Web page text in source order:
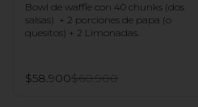
Bowl de waffle con 40 chunks (dos
salsas)  + 2 porciones de papa (o
quesitos) + 2 Limonadas.
$58.900$60.900